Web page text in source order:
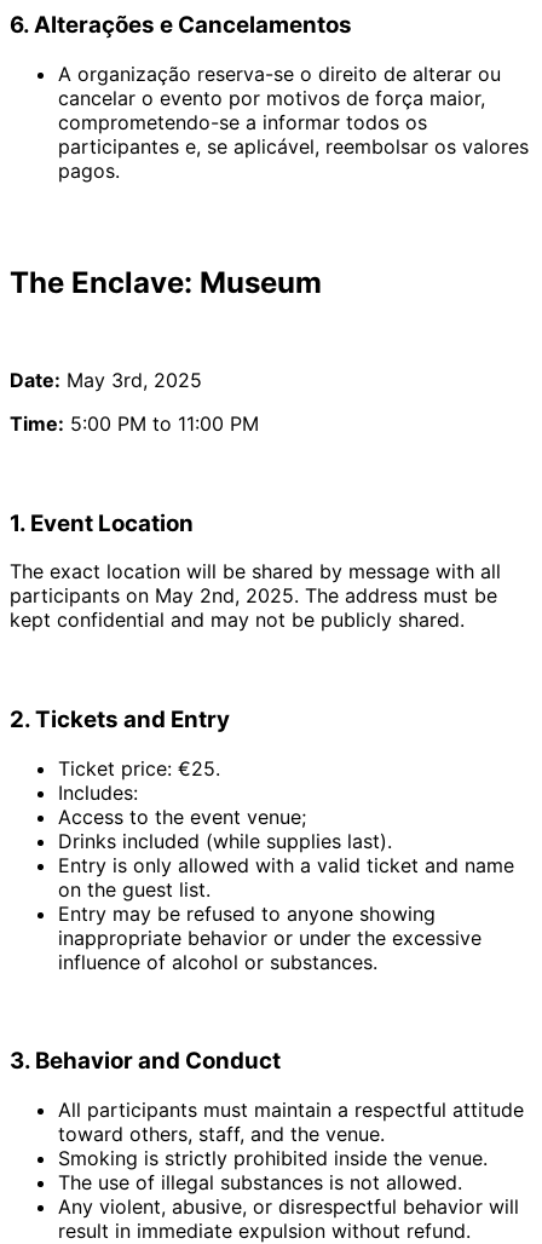
6. Alterações e Cancelamentos
A organização reserva-se o direito de alterar ou
cancelar o evento por motivos de força maior,
comprometendo-se a informar todos os
participantes e, se aplicável, reembolsar os valores
pagos.
The Enclave: Museum
Date: May 3rd, 2025
Time: 5:00 PM to 11:00 PM
1. Event Location
The exact location will be shared by message with all
participants on May 2nd, 2025. The address must be
kept confidential and may not be publicly shared.
2. Tickets and Entry
Ticket price: €25.
Includes:
Access to the event venue;
Drinks included (while supplies last).
Entry is only allowed with a valid ticket and name
on the guest list.
Entry may be refused to anyone showing
inappropriate behavior or under the excessive
influence of alcohol or substances.
3. Behavior and Conduct
All participants must maintain a respectful attitude
toward others, staff, and the venue.
Smoking is strictly prohibited inside the venue.
The use of illegal substances is not allowed.
Any violent, abusive, or disrespectful behavior will
result in immediate expulsion without refund.